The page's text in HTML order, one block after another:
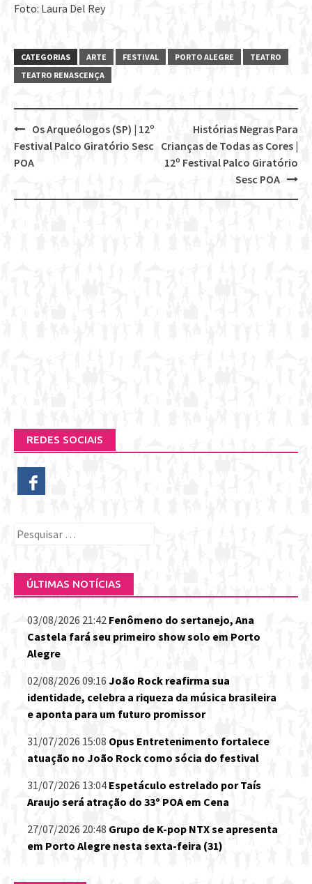
Foto: Laura Del Rey
CATEGORIAS ARTE FESTIVAL PORTO ALEGRE
TEATRO
TEATRO RENASCENÇA
Post
navigation
Histórias Negras Para
Crianças de Todas as Cores |
12º Festival Palco Giratório
Sesc POA
Os Arqueólogos (SP) | 12º
Festival Palco Giratório Sesc
POA
REDES SOCIAIS
Pesquisar
ÚLTIMAS NOTÍCIAS
03/08/2026 21:42 Fenômeno do sertanejo, Ana
Castela fará seu primeiro show solo em Porto
Alegre
02/08/2026 09:16 João Rock reafirma sua
identidade, celebra a riqueza da música brasileira
e aponta para um futuro promissor
31/07/2026 15:08 Opus Entretenimento fortalece
atuação no João Rock como sócia do festival
31/07/2026 13:04 Espetáculo estrelado por Taís
Araujo será atração do 33º POA em Cena
27/07/2026 20:48 Grupo de K-pop NTX se apresenta
em Porto Alegre nesta sexta-feira (31)